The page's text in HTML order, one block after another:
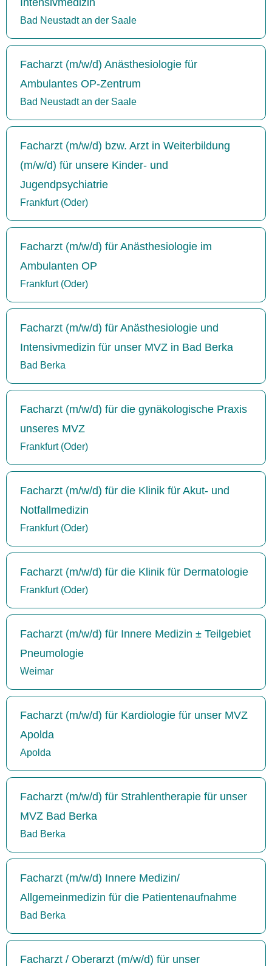
Bad Neustadt an der Saale
Facharzt (m/w/d) Anästhesiologie für
Ambulantes OP-Zentrum
Bad Neustadt an der Saale
Facharzt (m/w/d) bzw. Arzt in Weiterbildung
(m/w/d) für unsere Kinder- und
Jugendpsychiatrie
Frankfurt (Oder)
Facharzt (m/w/d) für Anästhesiologie im
Ambulanten OP
Frankfurt (Oder)
Facharzt (m/w/d) für Anästhesiologie und
Intensivmedizin für unser MVZ in Bad Berka
Bad Berka
Facharzt (m/w/d) für die gynäkologische Praxis
unseres MVZ
Frankfurt (Oder)
Facharzt (m/w/d) für die Klinik für Akut- und
Notfallmedizin
Frankfurt (Oder)
Facharzt (m/w/d) für die Klinik für Dermatologie
Frankfurt (Oder)
Facharzt (m/w/d) für Innere Medizin ± Teilgebiet
Pneumologie
Weimar
Facharzt (m/w/d) für Kardiologie für unser MVZ
Apolda
Apolda
Facharzt (m/w/d) für Strahlentherapie für unser
MVZ Bad Berka
Bad Berka
Facharzt (m/w/d) Innere Medizin/
Allgemeinmedizin für die Patientenaufnahme
Bad Berka
Facharzt / Oberarzt (m/w/d) für unser